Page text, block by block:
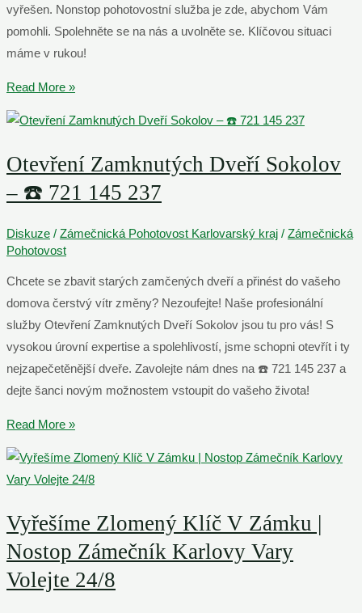
vyřešen. Nonstop pohotovostní služba je zde, abychom Vám
pomohli. Spolehněte se na nás a uvolněte se. Klíčovou situaci
máme v rukou!
Vyřešíme
Zlomený
Klíč
Zámku
|
Zámečník
Volejte
Nonstop
Read More »
Otevření Zamknutých Dveří Sokolov
– ☎️ 721 145 237
Diskuze / Zámečnická Pohotovost Karlovarský kraj / Zámečnická
Pohotovost
Chcete se zbavit starých zamčených dveří a přinést do vašeho
domova čerstvý vítr změny? Nezoufejte! Naše profesionální
služby Otevření Zamknutých Dveří Sokolov jsou tu pro vás! S
vysokou úrovní expertise a spolehlivostí, jsme schopni otevřít i ty
nejzapečetěnější dveře. Zavolejte nám dnes na ☎️ 721 145 237 a
dejte šanci novým možnostem vstoupit do vašeho života!
Otevření
Zamknutých
Dveří
Sokolov
☎️
721
145
Read More »
Vyřešíme Zlomený Klíč V Zámku |
Nostop Zámečník Karlovy Vary
Volejte 24/8